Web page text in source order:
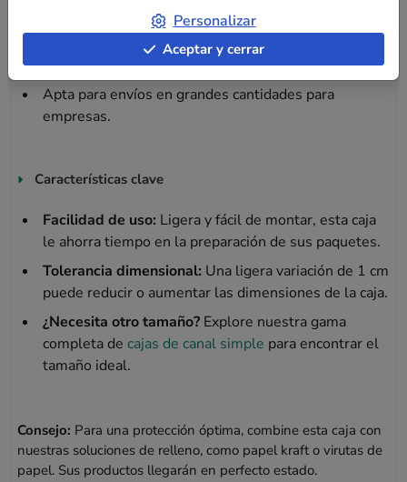
Útil para mudanzas al empacar pertenencias
personales como ropa, utensilios de cocina o
adornos.
Apta para envíos en grandes cantidades para
empresas.
Características clave
Facilidad de uso: Ligera y fácil de montar, esta caja
le ahorra tiempo en la preparación de sus paquetes.
Tolerancia dimensional: Una ligera variación de 1 cm
puede reducir o aumentar las dimensiones de la caja.
¿Necesita otro tamaño?Explore nuestra gama
completa de cajas de canal simple para encontrar el
tamaño ideal.
Consejo: Para una protección óptima, combine esta caja con
nuestras soluciones de relleno, como papel kraft o virutas de
papel. Sus productos llegarán en perfecto estado.
Personalizar
Aceptar y cerrar